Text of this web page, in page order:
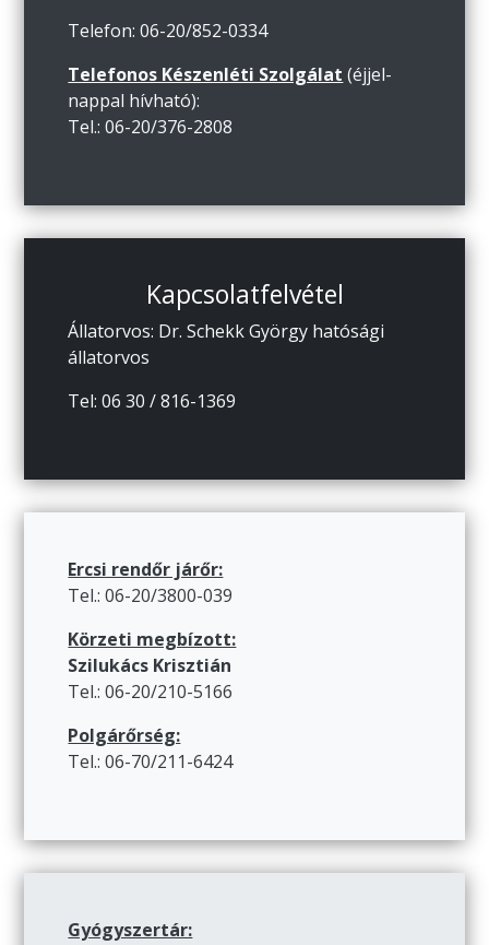
Telefon: 06-20/852-0334
Telefonos Készenléti Szolgálat (éjjel-
nappal hívható):
Tel.: 06-20/376-2808
Kapcsolatfelvétel
Állatorvos: Dr. Schekk György hatósági
állatorvos
Tel: 06 30 / 816-1369
Ercsi rendőr járőr:
Tel.: 06-20/3800-039
Körzeti megbízott:
Szilukács Krisztián
Tel.: 06-20/210-5166
Polgárőrség:
Tel.: 06-70/211-6424
Gyógyszertár: